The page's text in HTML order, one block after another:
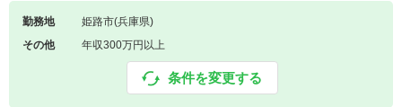
勤務地
姫路市(兵庫県)
その他
年収300万円以上
条件を変更する